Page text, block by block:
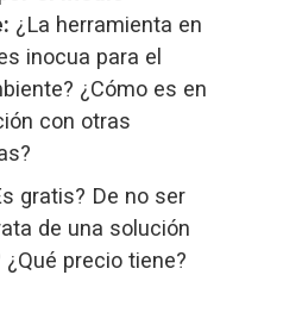
¿La herramienta en
inocua para el
¿Cómo es en
con otras
gratis? De no ser
de una solución
precio tiene?